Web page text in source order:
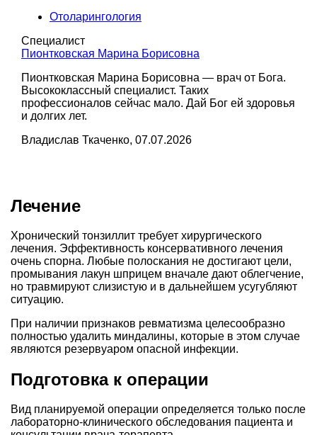
Отоларингология
Специалист
Пионтковская Марина Борисовна
Пионтковская Марина Борисовна — врач от Бога.
Высококлассный специалист. Таких
профессионалов сейчас мало. Дай Бог ей здоровья
и долгих лет.
Владислав Ткаченко, 07.07.2026
Лечение
Хронический тонзиллит требует хирургического
лечения. Эффективность консервативного лечения
очень спорна. Любые полоскания не достигают цели,
промывания лакун шприцем вначале дают облегчение,
но травмируют слизистую и в дальнейшем усугубляют
ситуацию.
При наличии признаков ревматизма целесообразно
полностью удалить миндалины, которые в этом случае
являются резервуаром опасной инфекции.
Подготовка к операции
Вид планируемой операции определяется только после
лабораторно-клинического обследования пациента и